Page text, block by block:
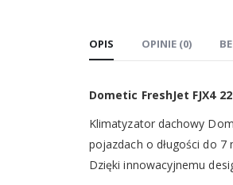
OPIS OPINIE (0)
Dometic FreshJet FJX4
Klimatyzator dachowy
pojazdach o długości do
Dzięki innowacyjnemu